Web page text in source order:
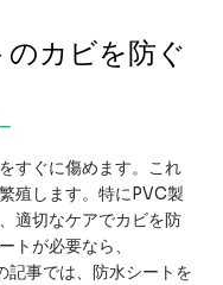
メ
ュ
ー
のカビを防ぐ
すぐに傷めます。これ
殖します。特にPVC製
適切なケアでカビを防
トが必要なら、
事では、防水シートを